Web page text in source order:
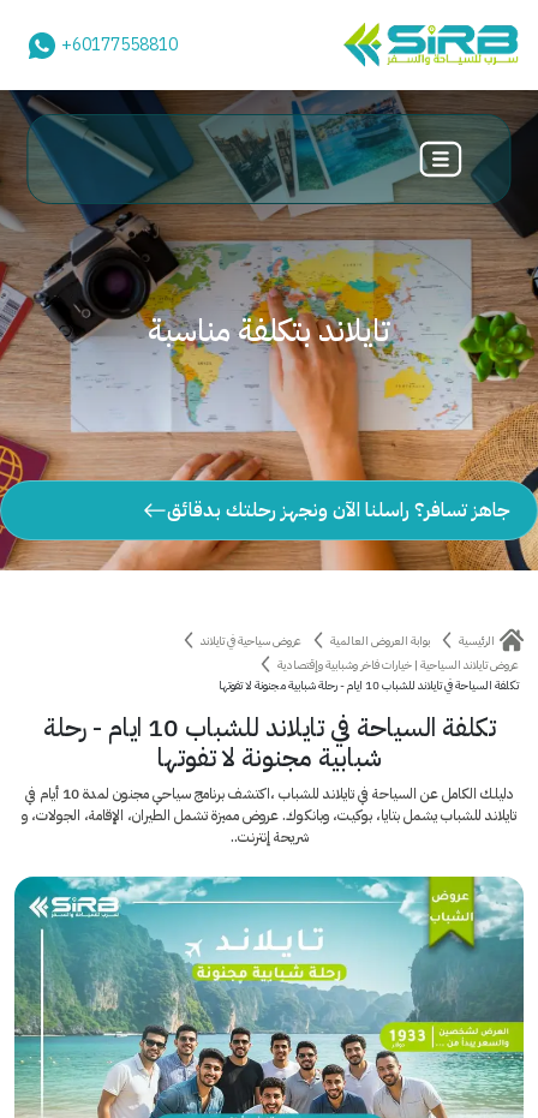
+60177558810
تايلاند بتكلفة مناسبة
جاهز تسافر؟ راسلنا الآن ونجهز رحلتك بدقائق
الرئيسية بوابة العروض العالمية
عروض سياحية في تايلاند
عروض تايلاند السياحية | خيارات فاخر وشبابية وإقتصادية
تكلفة السياحة في تايلاند للشباب 10 ايام - رحلة شبابية مجنونة لا تفوتها
تكلفة السياحة في تايلاند للشباب 10 ايام - رحلة
شبابية مجنونة لا تفوتها
دليلك الكامل عن السياحة في تايلاند للشباب ،اكتشف برنامج سياحي مجنون لمدة 10 أيام في
تايلاند للشباب يشمل بتايا، بوكيت، وبانكوك. عروض مميزة تشمل الطيران، الإقامة، الجولات، و
شريحة إنترنت..